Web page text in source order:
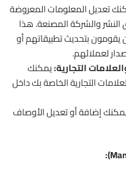
تعديل المعلومات المعروضة
والشركة المصنعة. هذا
بتحديث تطبيقاتهم أو
لعملائهم.
التجارية:يمكنك
التجارية الخاصة بك داخل
إضافة أو تعديل الأوصاف